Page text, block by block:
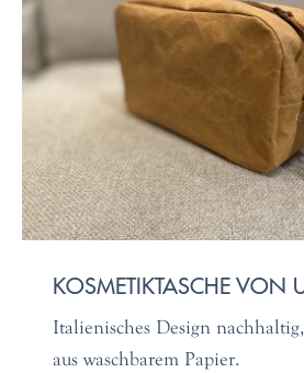
KOSMETIKTASCHE VON
Italienisches Design
aus waschbarem Papier.